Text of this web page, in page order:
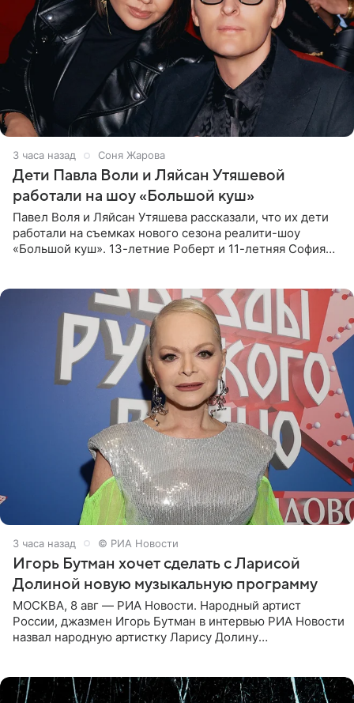
3 часа назад Соня Жарова
Дети Павла Воли и Ляйсан Утяшевой
работали на шоу «Большой куш»
Павел Воля и Ляйсан Утяшева рассказали, что их дети
работали на съемках нового сезона реалити-шоу
«Большой куш». 13-летние Роберт и 11-летняя София
3 часа назад © РИА Новости
Игорь Бутман хочет сделать с Ларисой
Долиной новую музыкальную программу
МОСКВА, 8 авг — РИА Новости. Народный артист
России, джазмен Игорь Бутман в интервью РИА Новости
назвал народную артистку Ларису Долину